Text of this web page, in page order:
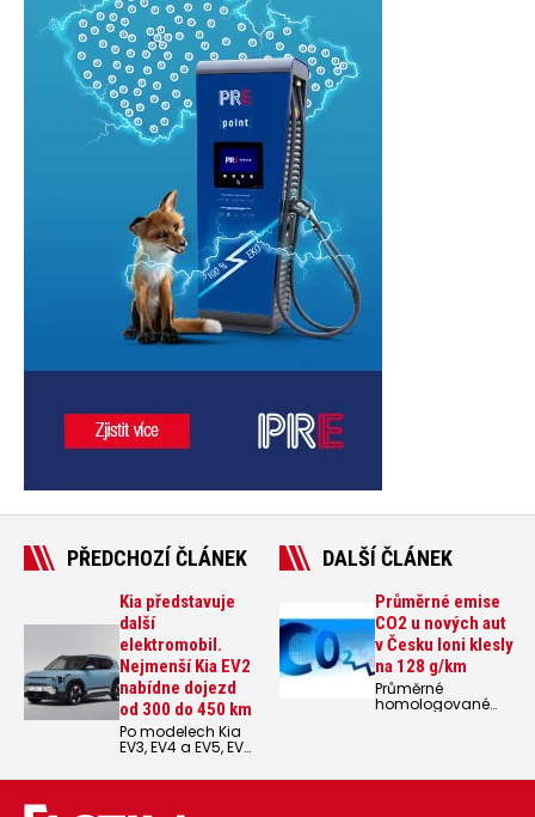
PŘEDCHOZÍ ČLÁNEK
Kia představuje
další
elektromobil.
Nejmenší Kia EV2
nabídne dojezd
od 300 do 450 km
Po modelech Kia
EV3, EV4 a EV5, EV6
automobilka svůj
DALŠÍ ČLÁNEK
Průměrné emise
CO2 u nových aut
v Česku loni klesly
na 128 g/km
Průměrné
homologované
roce 2025